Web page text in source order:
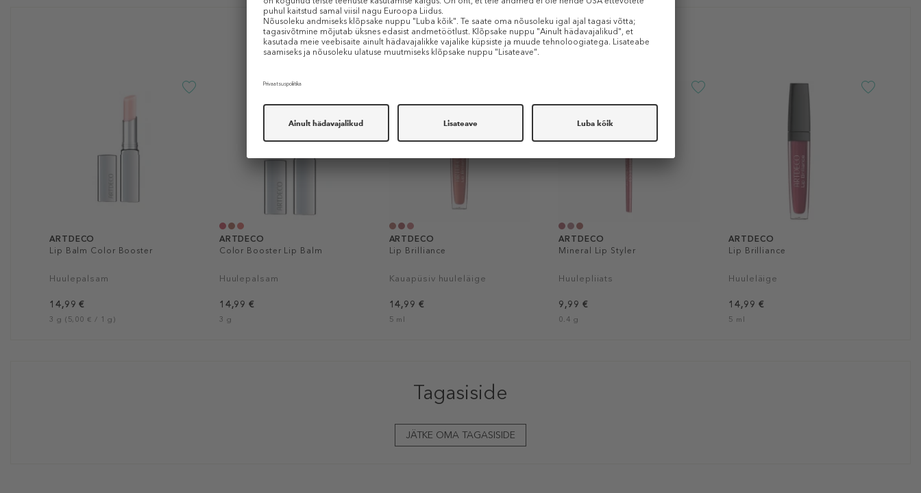
Sarnased tooted
ARTDECO
Lip Balm Color Booster
Huulepalsam
14,99 €
3 g (5,00 € / 1 g)
ARTDECO
Color Booster Lip Balm
Huulepalsam
14,99 €
3 g
ARTDECO
Lip Brilliance
Kauapüsiv huuleläige
14,99 €
5 ml
ARTDECO
Mineral Lip Styler
Huulepliiats
9,99 €
0.4 g
ARTDECO
Lip Brilliance
Huuleläige
14,99 €
5 ml
Tagasiside
JÄTKE OMA TAGASISIDE